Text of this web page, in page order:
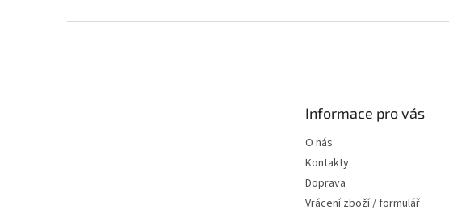
Informace pro vás
O nás
Kontakty
Doprava
Vrácení zboží / formulář